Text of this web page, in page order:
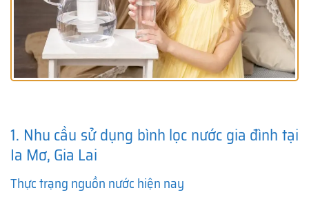
1. Nhu cầu sử dụng bình lọc nước gia đình tại
Ia Mơ, Gia Lai
Thực trạng nguồn nước hiện nay